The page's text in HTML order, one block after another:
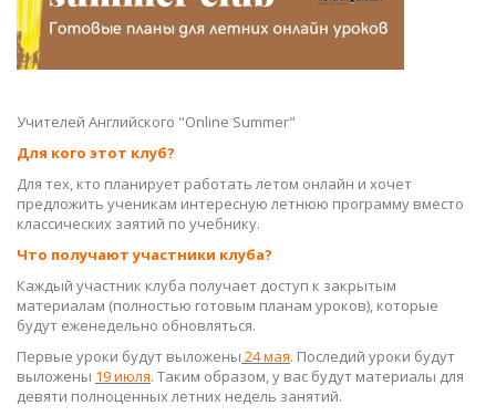
Учителей Английского "Online Summer"
Для кого этот клуб?
Для тех, кто планирует работать летом онлайн и хочет
предложить ученикам интересную летнюю программу вместо
классических заятий по учебнику.
Что получают участники клуба?
Каждый участник клуба получает доступ к закрытым
материалам (полностью готовым планам уроков), которые
будут еженедельно обновляться.
Первые уроки будут выложены 24 мая. Последий уроки будут
выложены 19 июля. Таким образом, у вас будут материалы для
девяти полноценных летних недель занятий.